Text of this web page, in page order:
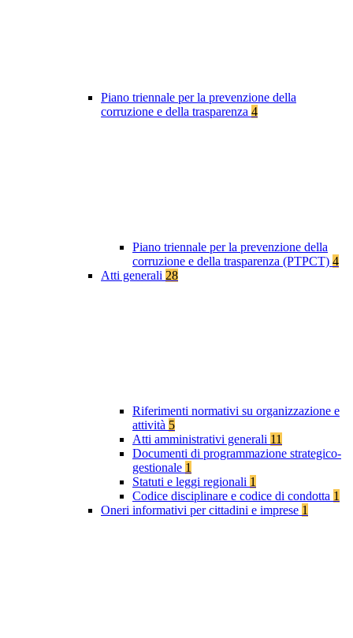
Piano triennale per la prevenzione della
corruzione e della trasparenza 4
Piano triennale per la prevenzione della
corruzione e della trasparenza (PTPCT) 4
Atti generali 28
Riferimenti normativi su organizzazione e
attività 5
Atti amministrativi generali 11
Documenti di programmazione strategico-
gestionale 1
Statuti e leggi regionali 1
Codice disciplinare e codice di condotta 1
Oneri informativi per cittadini e imprese 1